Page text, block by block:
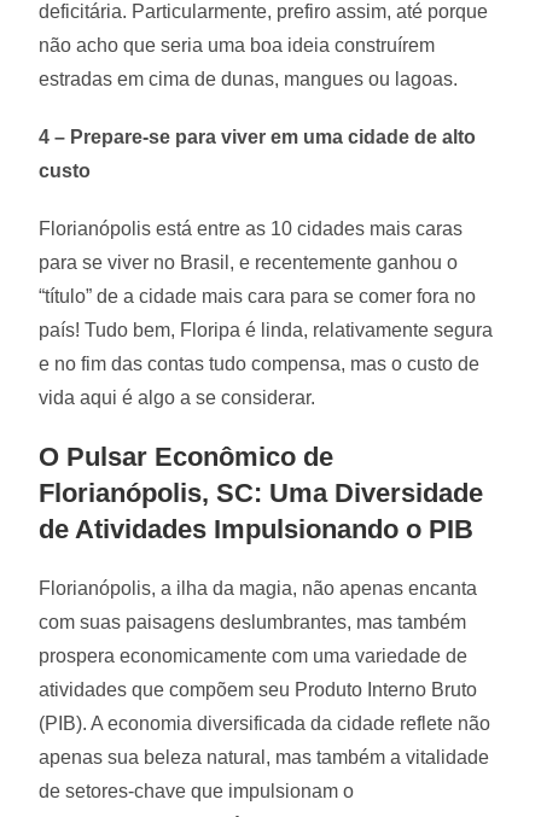
deficitária. Particularmente, prefiro assim, até porque
não acho que seria uma boa ideia construírem
estradas em cima de dunas, mangues ou lagoas.
4 – Prepare-se para viver em uma cidade de alto
custo
Florianópolis está entre as 10 cidades mais caras
para se viver no Brasil, e recentemente ganhou o
“título” de a cidade mais cara para se comer fora no
país! Tudo bem, Floripa é linda, relativamente segura
e no fim das contas tudo compensa, mas o custo de
vida aqui é algo a se considerar.
O Pulsar Econômico de
Florianópolis, SC: Uma Diversidade
de Atividades Impulsionando o PIB
Florianópolis, a ilha da magia, não apenas encanta
com suas paisagens deslumbrantes, mas também
prospera economicamente com uma variedade de
atividades que compõem seu Produto Interno Bruto
(PIB). A economia diversificada da cidade reflete não
apenas sua beleza natural, mas também a vitalidade
de setores-chave que impulsionam o